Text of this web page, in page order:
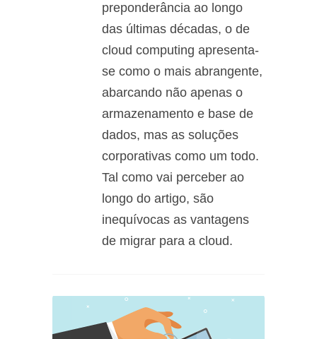
preponderância ao longo
das últimas décadas, o de
cloud computing apresenta-
se como o mais abrangente,
abarcando não apenas o
armazenamento e base de
dados, mas as soluções
corporativas como um todo.
Tal como vai perceber ao
longo do artigo, são
inequívocas as vantagens
de migrar para a cloud.